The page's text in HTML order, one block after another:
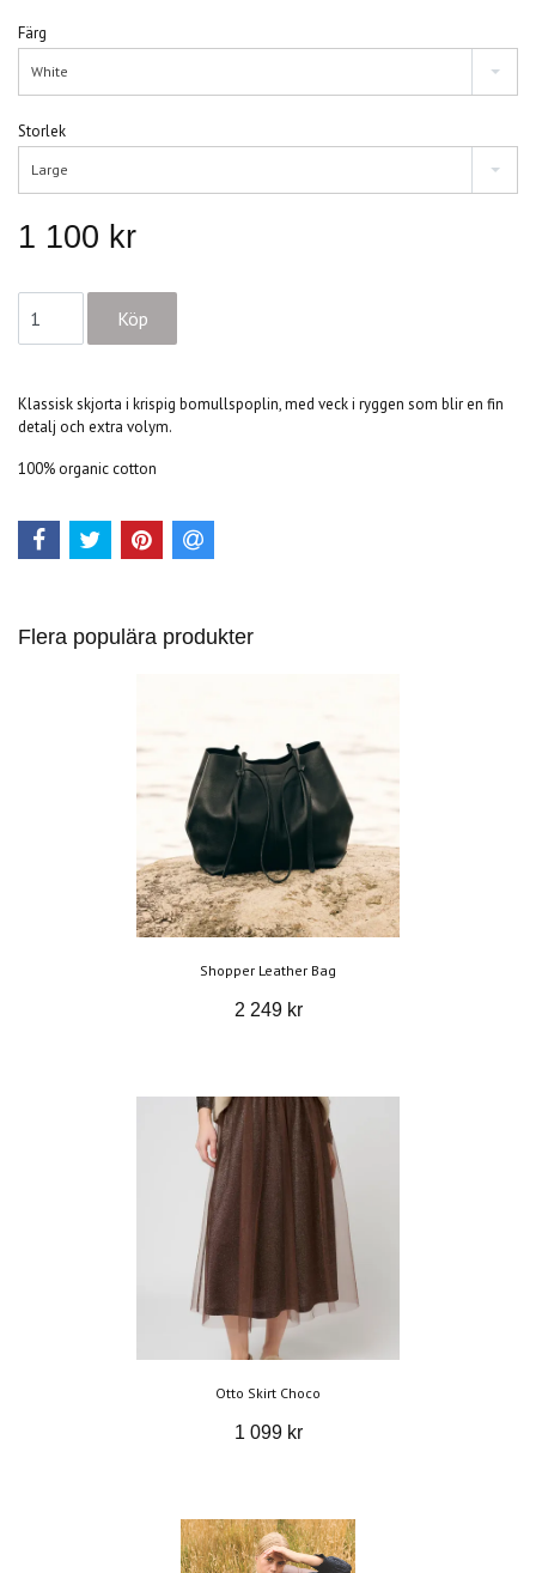
Färg
White
Storlek
Large
1 100 kr
Klassisk skjorta i krispig bomullspoplin, med veck i ryggen som blir en fin
detalj och extra volym.
100% organic cotton
Flera populära produkter
Shopper Leather Bag
2 249 kr
Otto Skirt Choco
1 099 kr